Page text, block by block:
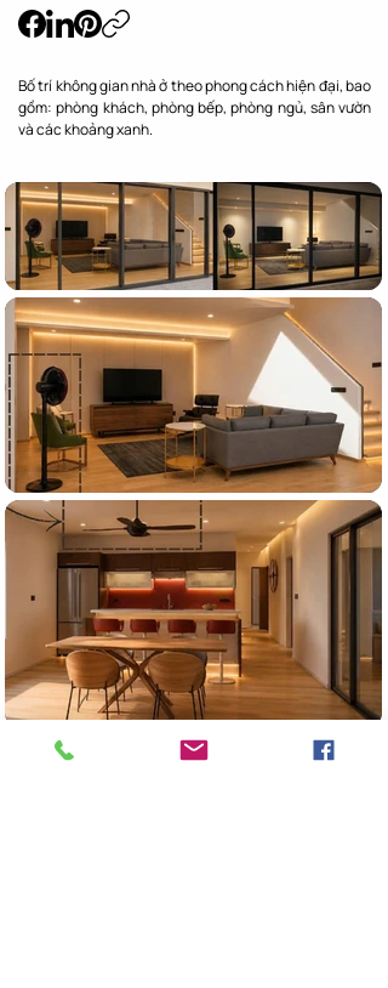
Bố trí không gian nhà ở theo phong cách hiện đại, bao
gồm: phòng khách, phòng bếp, phòng ngủ, sân vườn
và các khoảng xanh.